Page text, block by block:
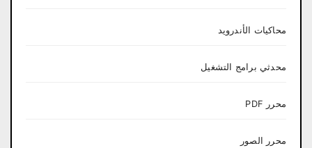
محاكيات الأندرويد
محدثي برامج التشغيل
محرر PDF
محرر الصور